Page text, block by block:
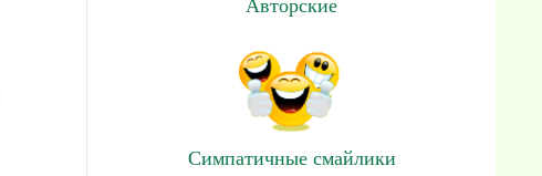
Авторские
Симпатичные смайлики